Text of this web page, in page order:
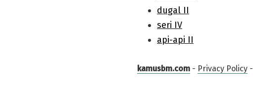
kamusbm.com - Privacy Policy -